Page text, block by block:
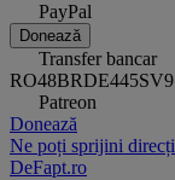
PayPal
Donează
Transfer bancar
Patreon
Donează
Ne poți sprijini
DeFapt.ro